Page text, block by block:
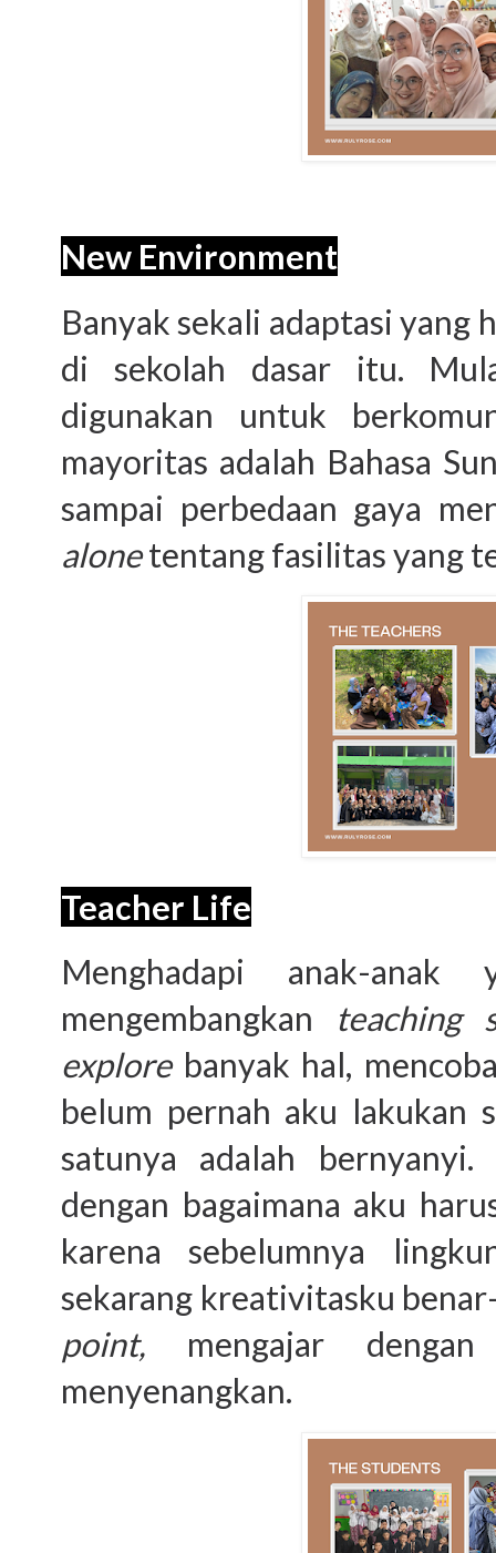
New Environment
Banyak sekali adaptasi yang
di sekolah dasar itu.
digunakan untuk
mayoritas adalah Bahasa
sampai perbedaan gaya
alonetentang fasilitas yang
Teacher Life
Menghadapi anak-
mengembangkan teaching
explore banyak hal,
belum pernah aku lakukan
satunya adalah
dengan bagaimana aku
karena sebelumnya
sekarang kreativitasku
point, mengajar
menyenangkan.